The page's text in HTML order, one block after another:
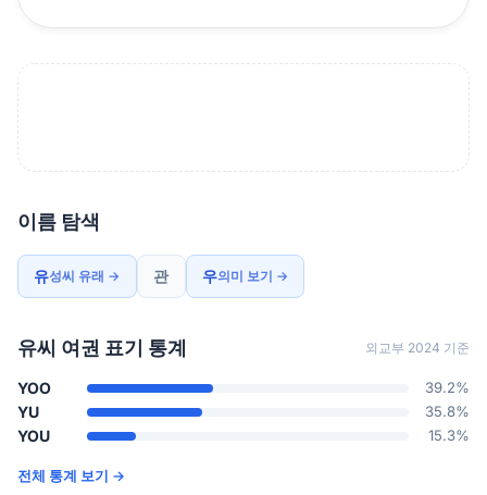
이름 탐색
유성씨 유래 → 관 우의미 보기 →
유씨 여권 표기 통계 외교부 2024 기준
YOO 39.2%
YU 35.8%
YOU 15.3%
전체 통계 보기 →